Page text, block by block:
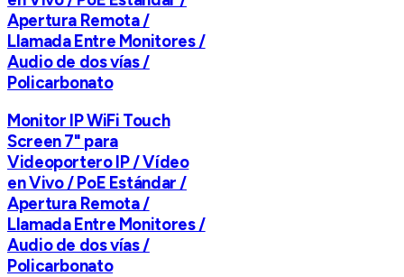
Apertura Remota /
Llamada Entre Monitores /
Audio de dos vías /
Policarbonato
Monitor IP WiFi Touch
Screen 7" para
Videoportero IP / Vídeo
en Vivo / PoE Estándar /
Apertura Remota /
Llamada Entre Monitores /
Audio de dos vías /
Policarbonato